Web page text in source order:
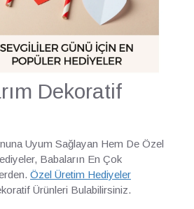
Dekoratif
Uyum Sağlayan Hem De Özel
Babaların En Çok
Özel Üretim Hediyeler
Ürünleri Bulabilirsiniz.